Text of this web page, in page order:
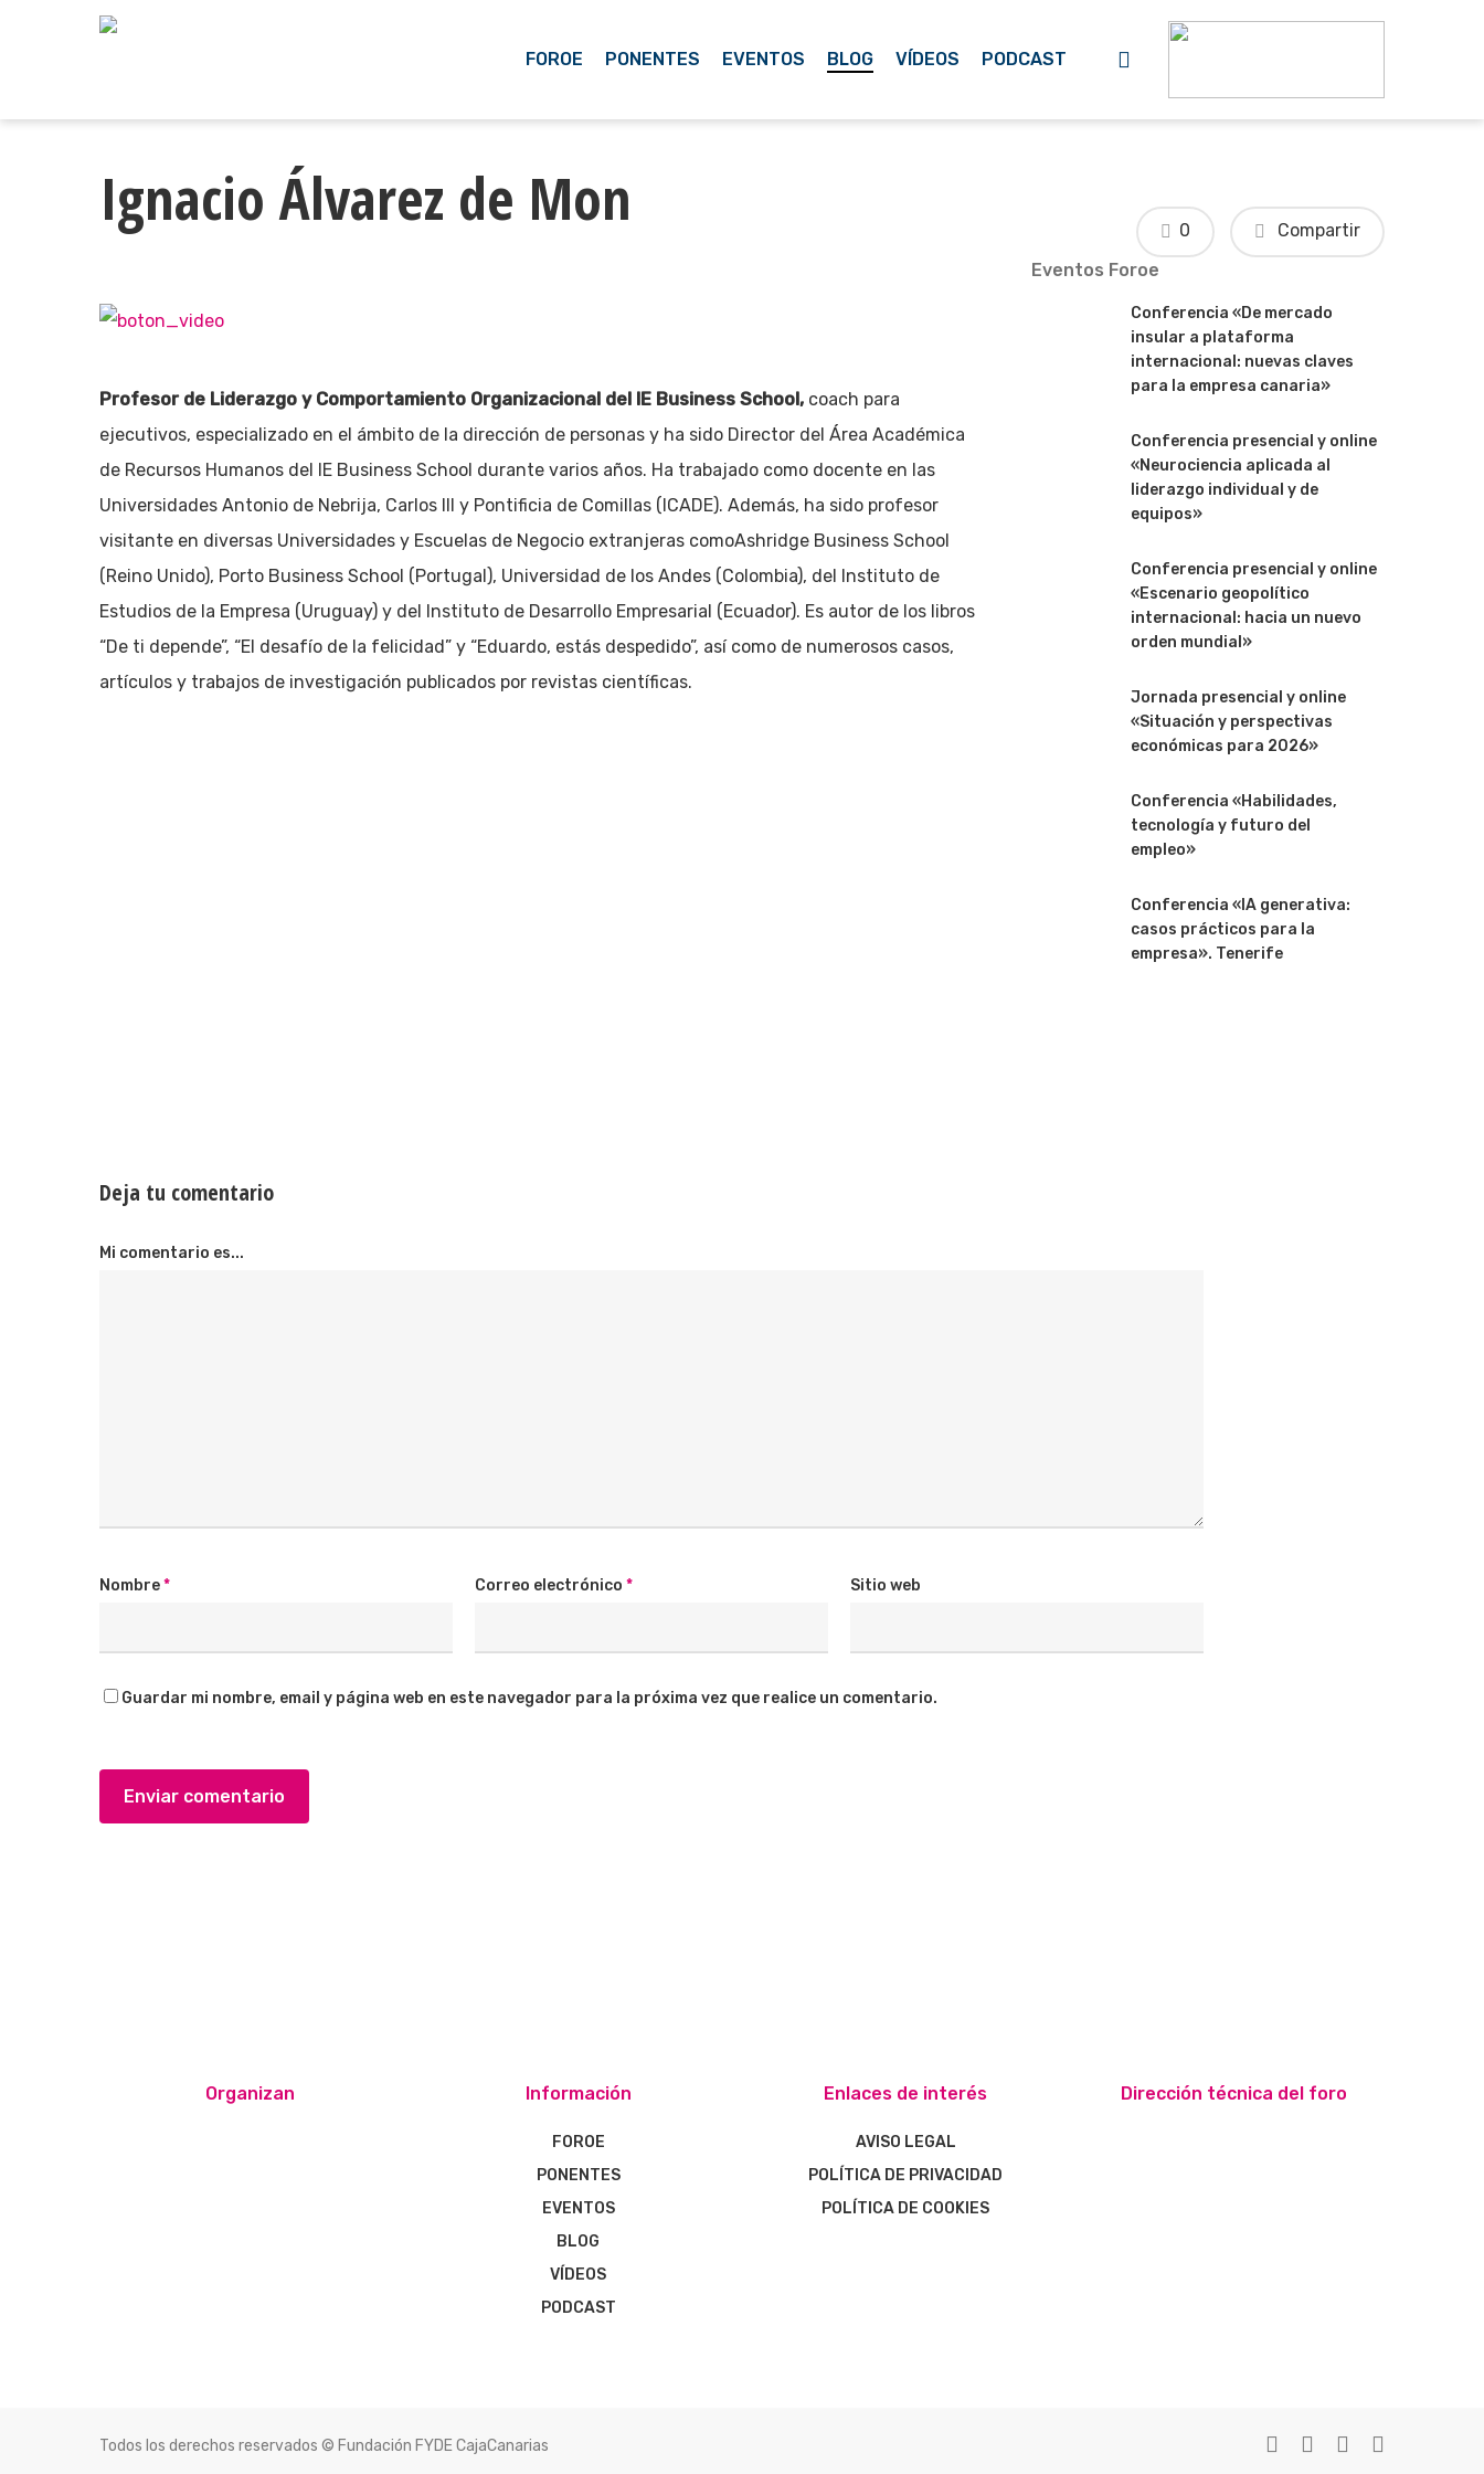
content
Pulsa enter para buscar o ESC para cerrar
FOROE PONENTES EVENTOS BLOG VÍDEOS PODCAST
Ignacio Álvarez de Mon Compartir
0
Profesor de Liderazgo y Comportamiento Organizacional del IE Business School, coach para
ejecutivos, especializado en el ámbito de la dirección de personas y ha sido Director del Área Académica
de Recursos Humanos del IE Business School durante varios años. Ha trabajado como docente en las
Universidades Antonio de Nebrija, Carlos III y Pontificia de Comillas (ICADE). Además, ha sido profesor
visitante en diversas Universidades y Escuelas de Negocio extranjeras comoAshridge Business School
(Reino Unido), Porto Business School (Portugal), Universidad de los Andes (Colombia), del Instituto de
Estudios de la Empresa (Uruguay) y del Instituto de Desarrollo Empresarial (Ecuador). Es autor de los libros
“De ti depende”, “El desafío de la felicidad” y “Eduardo, estás despedido”, así como de numerosos casos,
artículos y trabajos de investigación publicados por revistas científicas.
Eventos Foroe
Conferencia «De mercado
insular a plataforma
internacional: nuevas claves
para la empresa canaria»
Conferencia presencial y online
«Neurociencia aplicada al
liderazgo individual y de
equipos»
Conferencia presencial y online
«Escenario geopolítico
internacional: hacia un nuevo
orden mundial»
Jornada presencial y online
«Situación y perspectivas
económicas para 2026»
Conferencia «Habilidades,
tecnología y futuro del
empleo»
Conferencia «IA generativa:
casos prácticos para la
empresa». Tenerife
Deja tu comentario
Mi comentario es...
Nombre* Correo electrónico * Sitio web
Guardar mi nombre, email y página web en este navegador para la próxima vez que realice un comentario.
Organizan Información
FOROE
PONENTES
EVENTOS
BLOG
VÍDEOS
PODCAST
Enlaces de interés
AVISO LEGAL
POLÍTICA DE PRIVACIDAD
POLÍTICA DE COOKIES
Dirección técnica del foro
Todos los derechos reservados © Fundación FYDE CajaCanarias twitterfacebookyoutubeinstagram